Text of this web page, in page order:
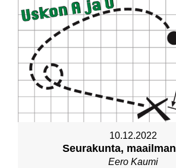
10.12.2022
Seurakunta,
Eero Kaumi